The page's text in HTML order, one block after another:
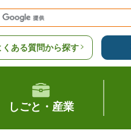
くある質問から探す
しごと・産業